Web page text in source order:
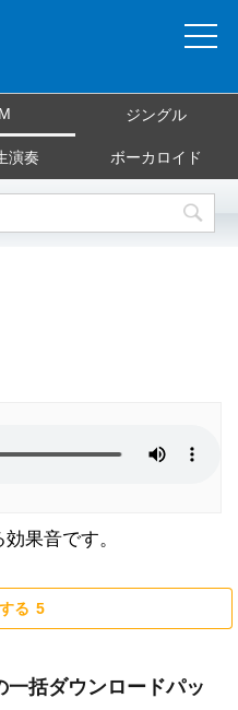
ついて
約
せ
ジングル
演奏 ボーカロイド
果音です。
る 5
括ダウンロードパッ